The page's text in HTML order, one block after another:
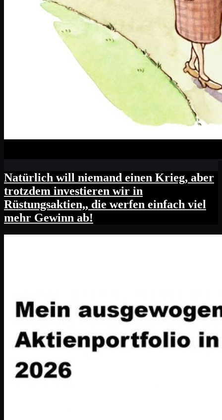
Natürlich will niemand einen Krieg, aber
trotzdem investieren wir in
Rüstungsaktien,, die werfen einfach viel
mehr Gewinn ab!